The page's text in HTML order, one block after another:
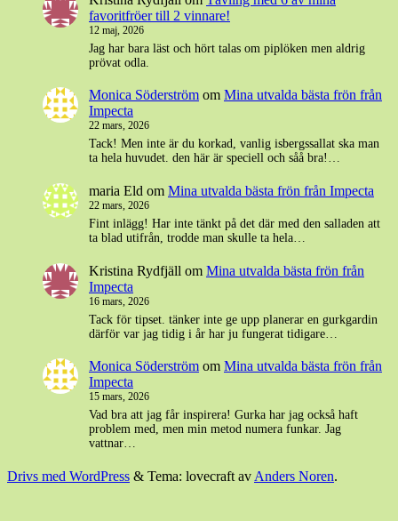
favoritfröer till 2 vinnare!
12 maj, 2026
Jag har bara läst och hört talas om piplöken men aldrig
prövat odla.
Monica Söderström om Mina utvalda bästa frön från
Impecta
22 mars, 2026
Tack! Men inte är du korkad, vanlig isbergssallat ska man
ta hela huvudet. den här är speciell och såå bra!…
maria Eld om Mina utvalda bästa frön från Impecta
22 mars, 2026
Fint inlägg! Har inte tänkt på det där med den salladen att
ta blad utifrån, trodde man skulle ta hela…
Kristina Rydfjäll om Mina utvalda bästa frön från
Impecta
16 mars, 2026
Tack för tipset. tänker inte ge upp planerar en gurkgardin
därför var jag tidig i år har ju fungerat tidigare…
Monica Söderström om Mina utvalda bästa frön från
Impecta
15 mars, 2026
Vad bra att jag får inspirera! Gurka har jag också haft
problem med, men min metod numera funkar. Jag
vattnar…
Drivs med WordPress & Tema: lovecraft av Anders Noren.